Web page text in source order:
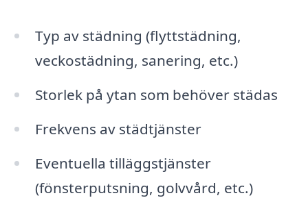
Typ av städning (flyttstädning,
veckostädning, sanering, etc.)
Storlek på ytan som behöver städas
Frekvens av städtjänster
Eventuella tilläggstjänster
(fönsterputsning, golvvård, etc.)